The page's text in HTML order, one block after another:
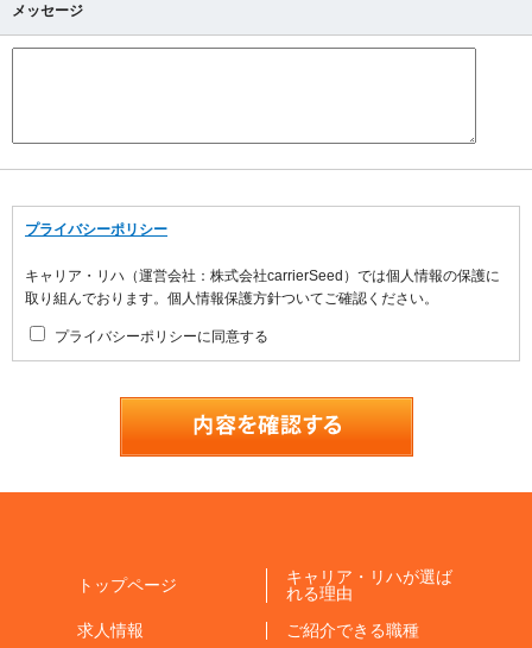
メッセージ
プライバシーポリシー
キャリア・リハ（運営会社：株式会社carrierSeed）では個人情報の保護に
取り組んでおります。個人情報保護方針ついてご確認ください。
プライバシーポリシーに同意する
トップページ
キャリア・リハが選ば
れる理由
求人情報
ご紹介できる職種